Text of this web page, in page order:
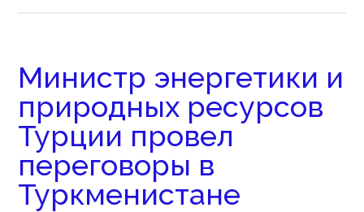
Министр энергетики и
природных ресурсов
Турции провел
переговоры в
Туркменистане